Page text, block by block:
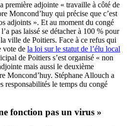
première adjointe « travaille à côté de
Moncond’huy qui précise que c’est
adjoints ». Et au moment du congé
pas laissé se détacher à 100 % pour
ville de Poitiers. Face à ce refus qui
vote de la loi sur le statut de l’élu local
de Poitiers s’est organisé « non
mais aussi le deuxième
Moncond’huy. Stéphane Allouch a
responsabilités le temps du congé
fonction pas un virus »